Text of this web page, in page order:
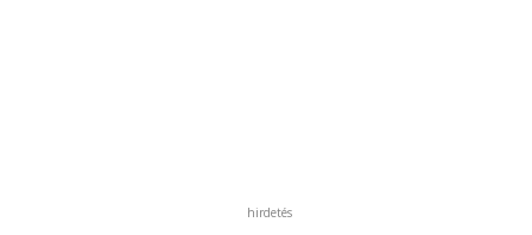
hirdetés